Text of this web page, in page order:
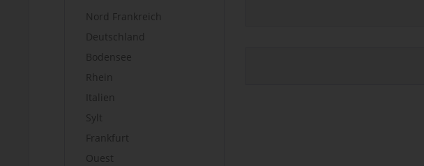
Nord Frankreich
Deutschland
Bodensee
Rhein
Italien
Sylt
Frankfurt
Ouest